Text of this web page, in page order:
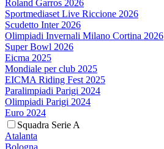
Roland Garros 2026
Sportmediaset Live Riccione 2026
Scudetto Inter 2026
Olimpiadi Invernali Milano Cortina 2026
Super Bowl 2026
Eicma 2025
Mondiale per club 2025
EICMA Riding Fest 2025
Paralimpiadi Parigi 2024
Olimpiadi Parigi 2024
Euro 2024
Squadra Serie A
Atalanta